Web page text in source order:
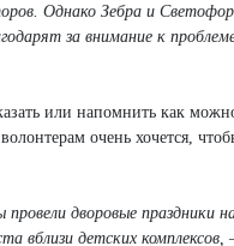
Однако Зебра и
за внимание к
или напомнить как
очень хочется,
дворовые праздники
вблизи детских